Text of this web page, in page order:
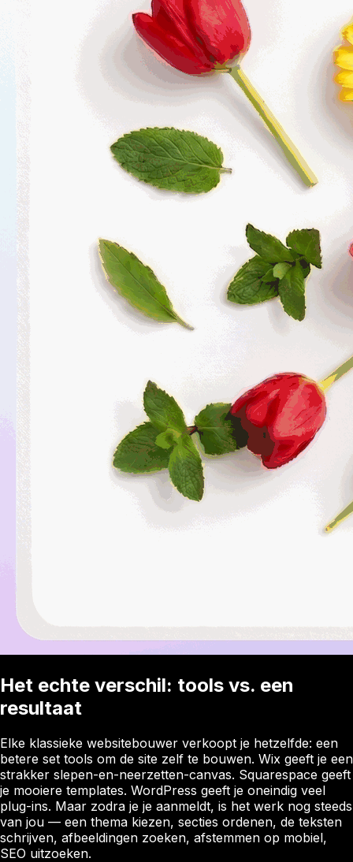
Het echte verschil: tools vs. een
resultaat
Elke klassieke websitebouwer verkoopt je hetzelfde: een
betere set tools om de site zelf te bouwen. Wix geeft je een
strakker slepen-en-neerzetten-canvas. Squarespace geeft
je mooiere templates. WordPress geeft je oneindig veel
plug-ins. Maar zodra je je aanmeldt, is het werk nog steeds
van jou — een thema kiezen, secties ordenen, de teksten
schrijven, afbeeldingen zoeken, afstemmen op mobiel,
SEO uitzoeken.